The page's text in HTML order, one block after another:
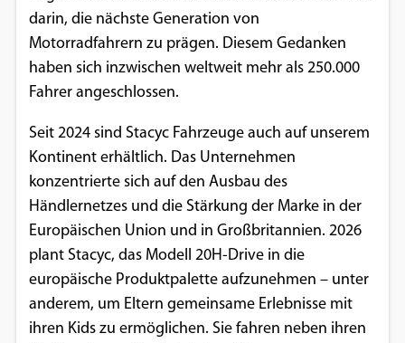
darin, die nächste Generation von
Motorradfahrern zu prägen. Diesem Gedanken
haben sich inzwischen weltweit mehr als 250.000
Fahrer angeschlossen.
Seit 2024 sind Stacyc Fahrzeuge auch auf unserem
Kontinent erhältlich. Das Unternehmen
konzentrierte sich auf den Ausbau des
Händlernetzes und die Stärkung der Marke in der
Europäischen Union und in Großbritannien. 2026
plant Stacyc, das Modell 20H-Drive in die
europäische Produktpalette aufzunehmen – unter
anderem, um Eltern gemeinsame Erlebnisse mit
ihren Kids zu ermöglichen. Sie fahren neben ihren